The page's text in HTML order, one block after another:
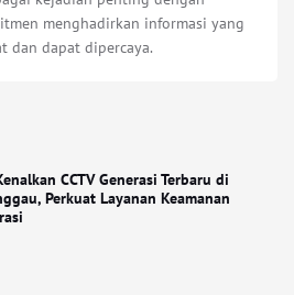
menghadirkan informasi yang
dan dapat dipercaya.
CCTV Generasi Terbaru di
Perkuat Layanan Keamanan